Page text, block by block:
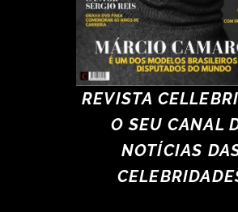
REVISTA
O SEU CANAL
NOTÍCIAS